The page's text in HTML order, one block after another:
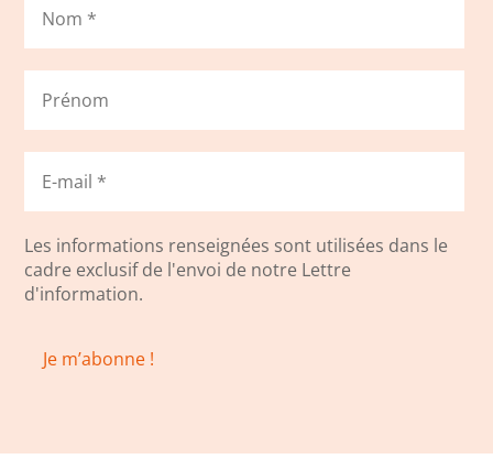
Les informations renseignées sont utilisées dans le
cadre exclusif de l'envoi de notre Lettre
d'information.